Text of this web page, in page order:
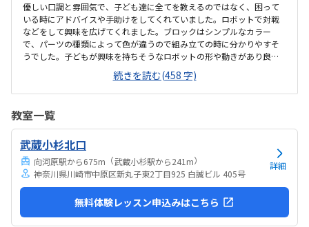
優しい口調と雰囲気で、子ども達に全てを教えるのではなく、困って
いる時にアドバイスや手助けをしてくれていました。ロボットで対戦
などをして興味を広げてくれました。ブロックはシンプルなカラー
で、パーツの種類によって色が違うので組み立ての時に分かりやすそ
うでした。子どもが興味を持ちそうなロボットの形や動きがあり良か
ったです。駐車場は停めやすく、分かりやすい場所にあるので助かり
ます。近くに別の施設もあるので、習ってない兄弟が過ごしやすいと
思いました。教室はシンプルで余計なものが置いてないので集中でき
したりできるのは助かります。料金は今の物価で考えれば高いとは思
いませんが、子どもの成長具合で判断すると思います。子どもが自発
的にどんどん作り進めていったのには正直驚きました。最初からたく
さんあれこれ説明されずブロックを触らせてもらったの...
続きを読む(458 字)
教室一覧
武蔵小杉北口
向河原駅から675m （武蔵小杉駅から241m）
神奈川県川崎市中原区新丸子東2丁目925 白誠ビル 405号
詳細
無料体験レッスン申込みはこちら